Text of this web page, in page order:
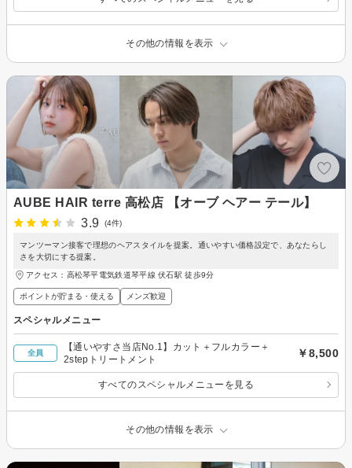
その他の情報を表示
AUBE HAIR terre 高松店 【オーブ ヘアー テール】
3.9
(4件)
マンツーマン接客で理想のヘアスタイルを提案。通いやすい価格設定で、あなたらし
さを大切にする提案。
アクセス：高松琴平電気鉄道琴平線 伏石駅 徒歩9分
ポイントが貯まる・使える メンズ歓迎
スペシャルメニュー
全員
【通いやすさ当店No.1】カット＋フルカラー＋
2stepトリートメント
￥8,500
すべてのスペシャルメニューを見る
その他の情報を表示